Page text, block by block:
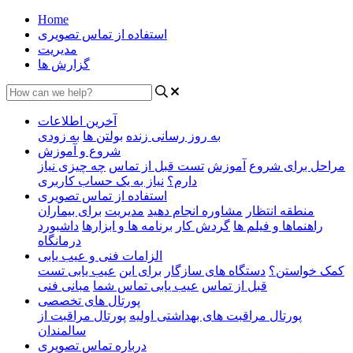
Home
استفاده از تماس تصویری
مدیریت
گزارش ها
آخرین اطلاعات
به روز رسانی زنده بولتن ها به زودی
شروع و آموزش
مراحل برای شروع آموزش تست قبل از تماس چه چیزی نیاز
دارم؟ نیاز به یک حساب کاربری
استفاده از تماس تصویری
منطقه انتظار مشاوره انجام دهید مدیریت برای بیماران
راهنماها و فیلم ها گردش کار برنامه ها و ابزارها داشبورد
درمانگاه
الزامات فنی و عیب یابی
کمک خواستن؟ دستگاه های سازگار برای این عیب یابی تست
قبل از تماس عیب یابی تماس شما مبانی فنی
پورتال های تخصصی
پورتال مراقبت های بهداشتی اولیه پورتال مراقبت از
سالمندان
درباره تماس تصویری